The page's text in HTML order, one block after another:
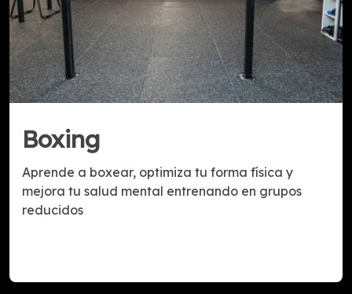
Boxing
Aprende a boxear, optimiza tu forma física y
mejora tu salud mental entrenando en grupos
reducidos